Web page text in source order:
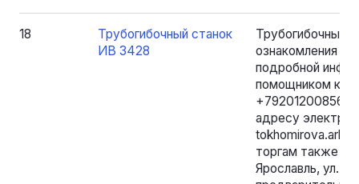
18
Трубогибочный станок
ИВ 3428
Трубогибочный
ознакомления с
подробной
помощником
+79201200856 в
адресу
торгам также
Ярославль, ул.